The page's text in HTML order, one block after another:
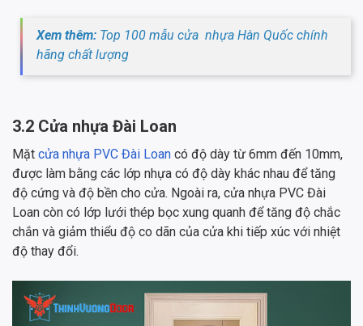
Xem thêm: Top 100 mẫu cửa nhựa Hàn Quốc chính
hãng chất lượng
3.2 Cửa nhựa Đài Loan
Mặt cửa nhựa PVC Đài Loan có độ dày từ 6mm đến 10mm,
được làm bằng các lớp nhựa có độ dày khác nhau để tăng
độ cứng và độ bền cho cửa. Ngoài ra, cửa nhựa PVC Đài
Loan còn có lớp lưới thép bọc xung quanh để tăng độ chắc
chắn và giảm thiểu độ co dãn của cửa khi tiếp xúc với nhiệt
độ thay đổi.